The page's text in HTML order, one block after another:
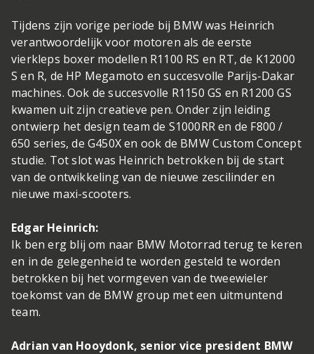
Tijdens zijn vorige periode bij BMW was Heinrich
verantwoordelijk voor motoren als de eerste
vierkleps boxer modellen R1100 RS en RT, de K12000
S en R, de HP Megamoto en succesvolle Parijs-Dakar
machines. Ook de succesvolle R1150 GS en R1200 GS
kwamen uit zijn creatieve pen. Onder zijn leiding
ontwierp het design team de S1000RR en de F800 /
650 series, de G450X en ook de BMW Custom Concept
studie. Tot slot was Heinrich betrokken bij de start
van de ontwikkeling van de nieuwe zescilinder en
nieuwe maxi-scooters.
Edgar Heinrich:
Ik ben erg blij om naar BMW Motorrad terug te keren
en in de gelegenheid te worden gesteld te worden
betrokken bij het vormgeven van de tweewieler
toekomst van de BMW group met een uitmuntend
team.
Adrian van Hooydonk, senior vice president BMW